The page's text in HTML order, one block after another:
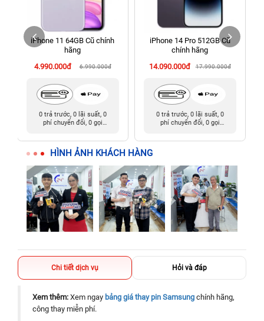
24h Vũng Tàu: 162A Ba Cu, Vũng Tàu, Hồ Chí Minh (TP. Vũng
Tàu cũ)
198 Hoàng Văn Thụ, Tân Sơn Nhất, Hồ Chí Minh (Tân Bình
iPhone 11 64GB Cũ chính
hãng
4.990.000đ
6.990.000đ
0 trả trước, 0 lãi suất, 0
phí chuyển đổi, 0 gọi
iPhone 14 Pro 512GB Cũ
chính hãng
14.090.000đ
17.990.000đ
0 trả trước, 0 lãi suất, 0
phí chuyển đổi, 0 gọi
HÌNH ẢNH KHÁCH HÀNG
Chi tiết dịch vụ Hỏi và đáp
Xem thêm: Xem ngay bảng giá thay pin Samsung chính hãng,
công thay miễn phí.